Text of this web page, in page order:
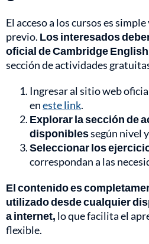
El acceso a los cursos es
previo. Los interesados
oficial de Cambridge English
sección de actividades
Ingresar al sitio web
eneste link.
Explorar la sección de
disponiblessegún nivel
Seleccionar los
correspondan a las
El contenido es
utilizado desde cualquier
a internet, lo que facilita el
flexible.